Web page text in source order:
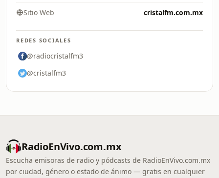
Sitio Web cristalfm.com.mx
REDES SOCIALES
@radiocristalfm3
@cristalfm3
RadioEnVivo.com.mx
Escucha emisoras de radio y pódcasts de RadioEnVivo.com.mx
por ciudad, género o estado de ánimo — gratis en cualquier